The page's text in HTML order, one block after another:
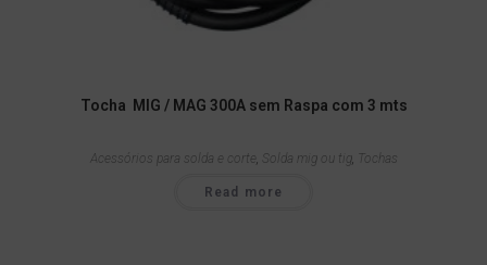
Tocha MIG / MAG 300A sem Raspa com 3 mts
Acessórios para solda e corte, Solda mig ou tig, Tochas
Read more